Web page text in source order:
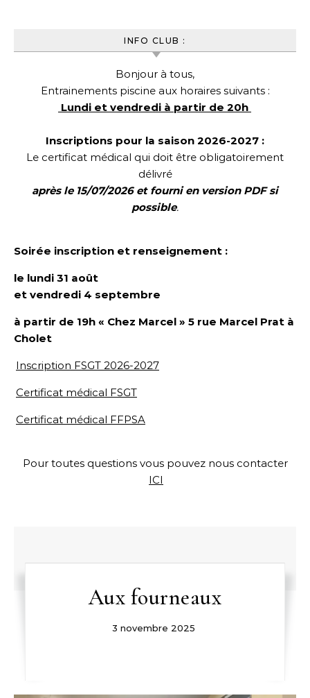
INFO CLUB :
Bonjour à tous,
Entrainements piscine aux horaires suivants :
Lundi et vendredi à partir de 20h
Inscriptions pour la saison 2026-2027 :
Le certificat médical qui doit être obligatoirement
délivré
après le 15/07/2026 et fourni en version PDF si
possible.
Soirée inscription et renseignement :
le lundi 31 août
et vendredi 4 septembre
à partir de 19h « Chez Marcel » 5 rue Marcel Prat à
Cholet
Inscription FSGT 2026-2027
Certificat médical FSGT
Certificat médical FFPSA
Pour toutes questions vous pouvez nous contacter
ICI
Aux fourneaux
3 novembre 2025